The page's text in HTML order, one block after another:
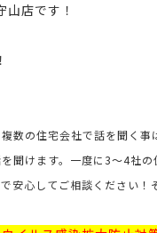
山店です！
数の住宅会社で話を聞く事
聞けます。一度に3～4社
心してご相談ください！